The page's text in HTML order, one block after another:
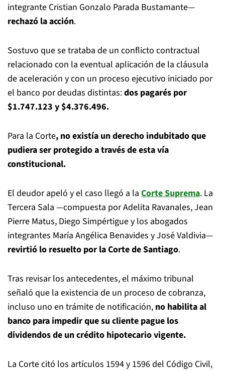
integrante Cristian Gonzalo Parada Bustamante—
rechazó la acción.
Sostuvo que se trataba de un conflicto contractual
relacionado con la eventual aplicación de la cláusula
de aceleración y con un proceso ejecutivo iniciado por
el banco por deudas distintas:dos pagarés por
$1.747.123 y $4.376.496.
Para la Corte, no existía un derecho indubitado que
pudiera ser protegido a través de esta vía
constitucional.
El deudor apeló y el caso llegó a la Corte Suprema. La
Tercera Sala —compuesta por Adelita Ravanales, Jean
Pierre Matus, Diego Simpértigue y los abogados
integrantes María Angélica Benavides y José Valdivia—
revirtió lo resuelto por la Corte de Santiago.
Tras revisar los antecedentes, el máximo tribunal
señaló que la existencia de un proceso de cobranza,
incluso uno en trámite de notificación, no habilita al
banco para impedir que su cliente pague los
dividendos de un crédito hipotecario vigente.
La Corte citó los artículos 1594 y 1596 del Código Civil,